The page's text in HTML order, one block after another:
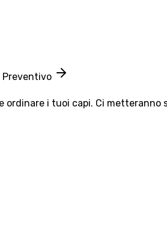
Preventivo
i tuoi capi. Ci metteranno